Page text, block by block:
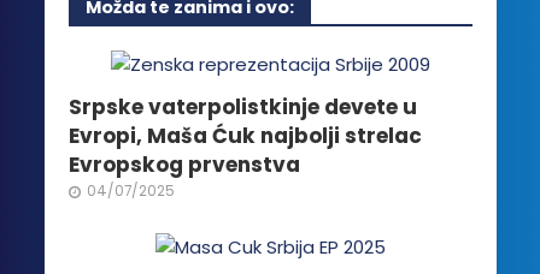
varijanti.
mogu
biti
izabrane
na
stranici
Možda te zanima i ovo:
Srpske vaterpolistkinje devete u
Evropi, Maša Ćuk najbolji strelac
Evropskog prvenstva
04/07/2025